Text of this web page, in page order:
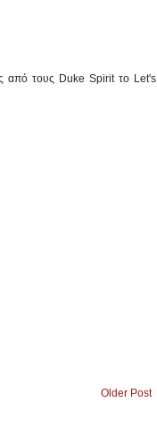
από τους Duke Spirit το Let's
Older Post